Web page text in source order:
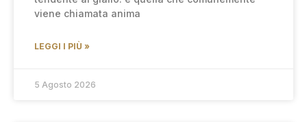
viene chiamata anima
LEGGI I PIÙ »
5 Agosto 2026